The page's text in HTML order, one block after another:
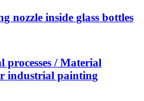
nozzle inside glass bottles
/ Material
industrial painting